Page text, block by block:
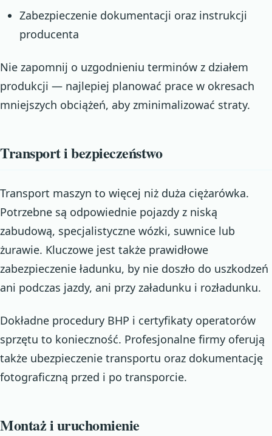
Zabezpieczenie dokumentacji oraz instrukcji
producenta
Nie zapomnij o uzgodnieniu terminów z działem
produkcji — najlepiej planować prace w okresach
mniejszych obciążeń, aby zminimalizować straty.
Transport i bezpieczeństwo
Transport maszyn to więcej niż duża ciężarówka.
Potrzebne są odpowiednie pojazdy z niską
zabudową, specjalistyczne wózki, suwnice lub
żurawie. Kluczowe jest także prawidłowe
zabezpieczenie ładunku, by nie doszło do uszkodzeń
ani podczas jazdy, ani przy załadunku i rozładunku.
Dokładne procedury BHP i certyfikaty operatorów
sprzętu to konieczność. Profesjonalne firmy oferują
także ubezpieczenie transportu oraz dokumentację
fotograficzną przed i po transporcie.
Montaż i uruchomienie